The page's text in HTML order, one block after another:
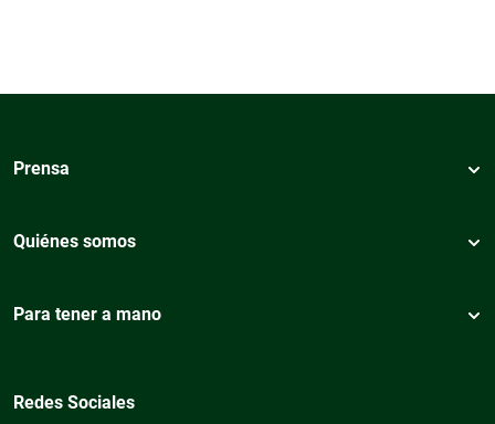
Prensa
Quiénes somos
Para tener a mano
Redes Sociales